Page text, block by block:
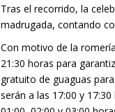
Tras el recorrido, la
madrugada, contando
Con motivo de la
21:30 horas para
gratuito de guaguas
serán a las 17:00 y